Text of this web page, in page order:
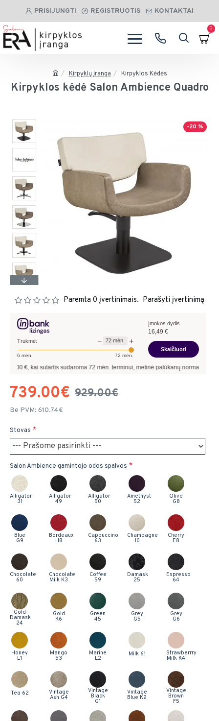
PRISIJUNGTI REGISTRUOTIS KONTAKTAI
0
Kirpyklų įranga Kirpyklos Kėdės
Kirpyklos kėdė Salon Ambience Quadro
-20 %
Paremta 0 įvertinimais. Parašyti įvertinimą
739.00€ 929.00€
Be PVM: 610.74€
Stovas
Salon Ambience gamintojo odos spalvos
Alligator
31
Alligator
49
Alligator
50
Amethyst
52
Olive
G8
Blue
G9
Bordeaux
H8
Cappuccino
63
Champagne
10
Cherry
E8
Chocolate
60
Chocolate
Milk K3
Coffee
59
Damask
25
Espresso
64
Gold
Damask
24
Gold
K6
Green
45
Grey
G5
Grey
G6
Honey
L1
Mango
53
Marine
L2
Milk 61 Strawberrry
Milk K4
Tea 62 Vintage
Ash G4
Vintage
Black
G1
Vintage
Blue K2
Vintage
Brown
F5
Trukmė: − 72 mėn. +
6 mėn. 72 mėn.
Įmokos dydis
16,49 €
Skaičiuoti
sutartis sudaroma72mėn. terminui, metinė palūkanų norma –9,90%, sutarties